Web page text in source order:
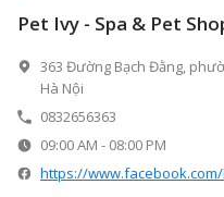
Pet Ivy - Spa & Pet
363 Đường Bạch Đằng,
Hà Nội
0832656363
09:00 AM - 08:00 PM
https://